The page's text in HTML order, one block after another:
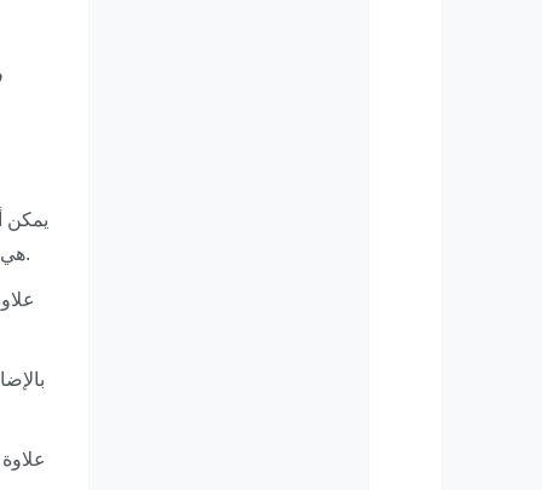
يمكن
هي تطور التهابات الأذن، التي يمكن أن تصبح مؤلمة للغاية. وغالبًا ما تنشأ هذه الالتهابات من البكتيريا المحاصرة في الشمع الزائد.